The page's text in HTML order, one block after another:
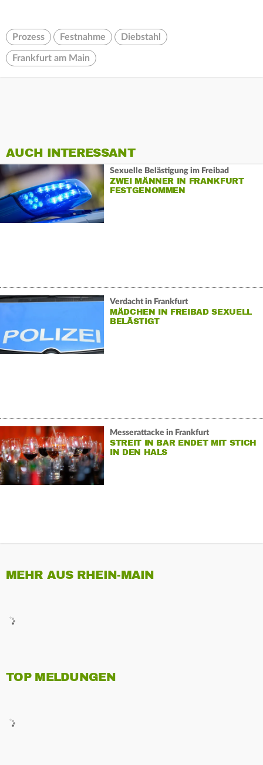
Prozess Festnahme Diebstahl
Frankfurt am Main
AUCH INTERESSANT
Sexuelle Belästigung im Freibad
ZWEI MÄNNER IN FRANKFURT
FESTGENOMMEN
Verdacht in Frankfurt
MÄDCHEN IN FREIBAD SEXUELL
BELÄSTIGT
Messerattacke in Frankfurt
STREIT IN BAR ENDET MIT STICH
IN DEN HALS
MEHR AUS RHEIN-MAIN
TOP MELDUNGEN